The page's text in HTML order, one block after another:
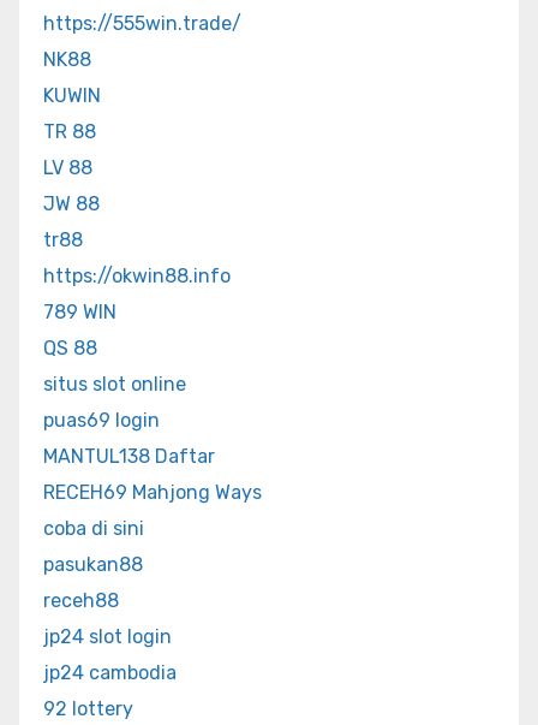
https://555win.trade/
NK88
KUWIN
TR 88
LV 88
JW 88
tr88
https://okwin88.info
789 WIN
QS 88
situs slot online
puas69 login
MANTUL138 Daftar
RECEH69 Mahjong Ways
coba di sini
pasukan88
receh88
jp24 slot login
jp24 cambodia
92 lottery